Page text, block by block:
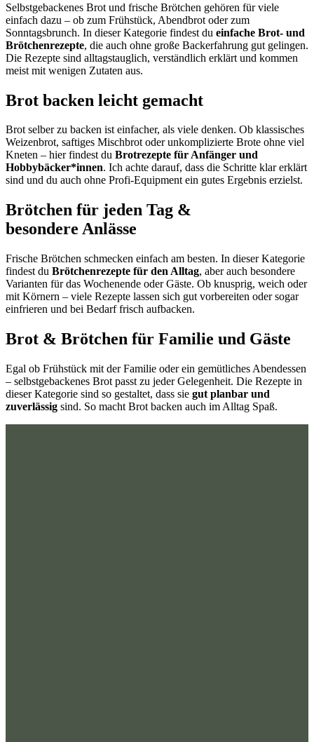
Selbstgebackenes Brot und frische Brötchen gehören für viele
einfach dazu – ob zum Frühstück, Abendbrot oder zum
Sonntagsbrunch. In dieser Kategorie findest du einfache Brot- und
Brötchenrezepte, die auch ohne große Backerfahrung gut gelingen.
Die Rezepte sind alltagstauglich, verständlich erklärt und kommen
meist mit wenigen Zutaten aus.
Brot backen leicht gemacht
Brot selber zu backen ist einfacher, als viele denken. Ob klassisches
Weizenbrot, saftiges Mischbrot oder unkomplizierte Brote ohne viel
Kneten – hier findest du Brotrezepte für Anfänger und
Hobbybäcker*innen. Ich achte darauf, dass die Schritte klar erklärt
sind und du auch ohne Profi-Equipment ein gutes Ergebnis erzielst.
Brötchen für jeden Tag &
besondere Anlässe
Frische Brötchen schmecken einfach am besten. In dieser Kategorie
findest du Brötchenrezepte für den Alltag, aber auch besondere
Varianten für das Wochenende oder Gäste. Ob knusprig, weich oder
mit Körnern – viele Rezepte lassen sich gut vorbereiten oder sogar
einfrieren und bei Bedarf frisch aufbacken.
Brot & Brötchen für Familie und Gäste
Egal ob Frühstück mit der Familie oder ein gemütliches Abendessen
– selbstgebackenes Brot passt zu jeder Gelegenheit. Die Rezepte in
dieser Kategorie sind so gestaltet, dass sie gut planbar und
zuverlässig sind. So macht Brot backen auch im Alltag Spaß.